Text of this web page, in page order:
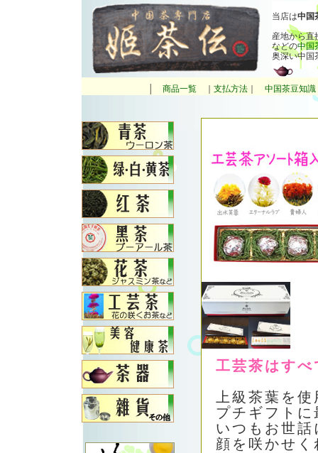
当店は中国
産地から直
などの中国
奥深い中国
商品一覧｜ 支払方法｜ 中国茶豆知識
工芸茶はす
上級茶葉を
プチギフト
いつもお世
顔を咲かせ